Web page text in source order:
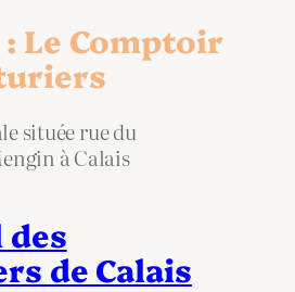
Le Comptoir
située rue du
à Calais
des
de Calais